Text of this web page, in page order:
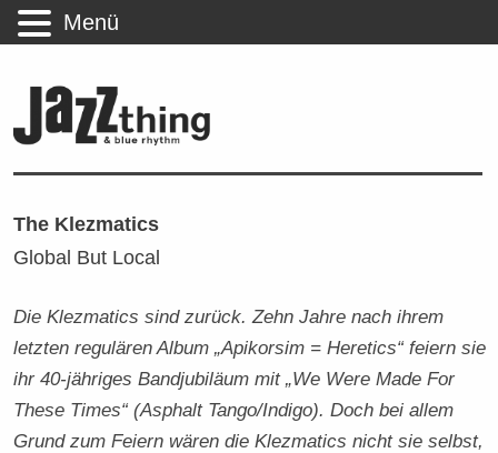
The Klezmatics
Global But Local
Die Klezmatics sind zurück. Zehn Jahre nach ihrem
letzten regulären Album „Apikorsim = Heretics“ feiern sie
ihr 40-jähriges Bandjubiläum mit „We Were Made For
These Times“ (Asphalt Tango/Indigo). Doch bei allem
Grund zum Feiern wären die Klezmatics nicht sie selbst,
Menü